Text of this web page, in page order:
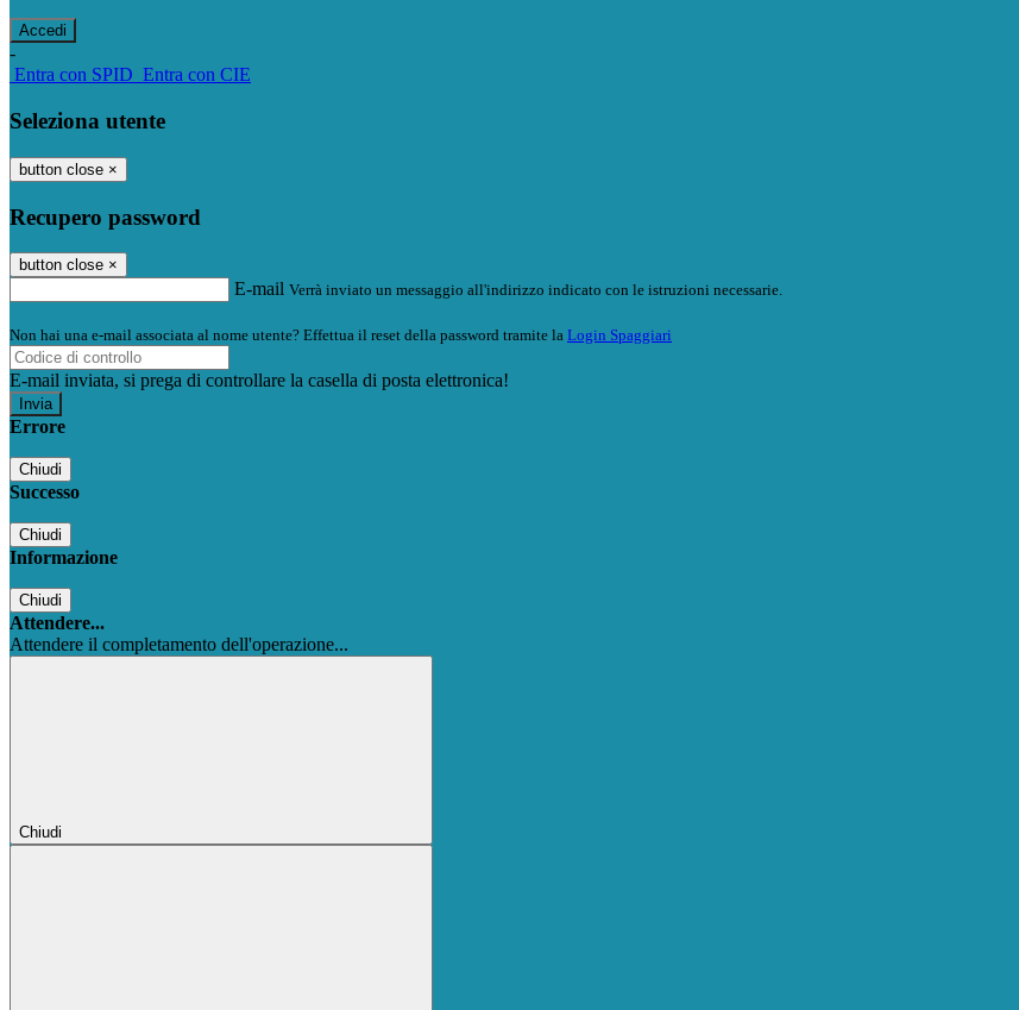
-
Entra con SPID Entra con CIE
Seleziona utente
button close ×
Recupero password
button close ×
E-mail Verrà inviato un messaggio all'indirizzo indicato con le istruzioni necessarie.
Non hai una e-mail associata al nome utente? Effettua il reset della password tramite la Login Spaggiari
E-mail inviata, si prega di controllare la casella di posta elettronica!
Errore
Chiudi
Successo
Chiudi
Informazione
Chiudi
Attendere...
Attendere il completamento dell'operazione...
Chiudi